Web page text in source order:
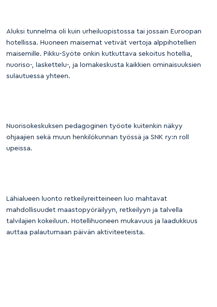
Aluksi tunnelma oli kuin urheiluopistossa tai jossain Euroopan
hotellissa. Huoneen maisemat vetivät vertoja alppihotellien
maisemille. Pikku-Syöte onkin kutkuttava sekoitus hotellia,
nuoriso-, laskettelu-, ja lomakeskusta kaikkien ominaisuuksien
sulautuessa yhteen.
Nuorisokeskuksen pedagoginen työote kuitenkin näkyy
ohjaajien sekä muun henkilökunnan työssä ja SNK ry:n roll
upeissa.
Lähialueen luonto retkeilyreitteineen luo mahtavat
mahdollisuudet maastopyöräilyyn, retkeilyyn ja talvella
talvilajien kokeiluun. Hotellihuoneen mukavuus ja laadukkuus
auttaa palautumaan päivän aktiviteeteista.